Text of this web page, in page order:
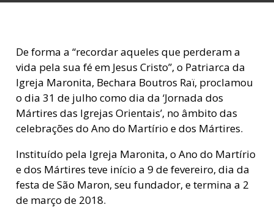
De forma a “recordar aqueles que perderam a
vida pela sua fé em Jesus Cristo”, o Patriarca da
Igreja Maronita, Bechara Boutros Raï, proclamou
o dia 31 de julho como dia da ‘Jornada dos
Mártires das Igrejas Orientais’, no âmbito das
celebrações do Ano do Martírio e dos Mártires.
Instituído pela Igreja Maronita, o Ano do Martírio
e dos Mártires teve início a 9 de fevereiro, dia da
festa de São Maron, seu fundador, e termina a 2
de março de 2018.